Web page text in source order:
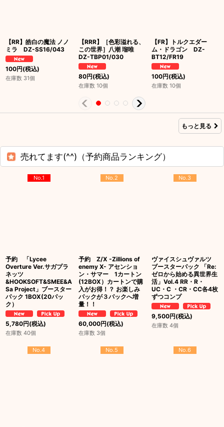
【RR】皓白の魔法 ノノ
ミラ DZ-SS16/043
100円(税込)
在庫数 31個
【RRR】［色彩溢れる、
この世界］八潮 瑠唯
DZ-TBP01/030
80円(税込)
在庫数 10個
【FR】トルクエダー
ム・ドラゴン DZ-
BT12/FR19
100円(税込)
在庫数 10個
もっと見る
売れてます(^^)（予約商品ランキング）
No.1
予約 「Lycee
Overture Ver.サガプラ
ネッツ
&HOOKSOFT&SMEE&A
Sa Project」ブースター
パック 1BOX(20パッ
ク）
5,780円(税込)
在庫数 40個
No.2
予約 Z/X -Zillions of
enemy X- アセンショ
ン・サマー 1カートン
(12BOX）カートンで購
入がお得！？ お楽しみ
パックが３パックへ増
量！！
60,000円(税込)
在庫数 3個
No.3
ヴァイスシュヴァルツ
ブースターパック 「Re:
ゼロから始める異世界生
活」Vol.4 RR・R・
UC・C ・CR・CC各4枚
ずつコンプ
9,500円(税込)
在庫数 4個
No.4 No.5 No.6